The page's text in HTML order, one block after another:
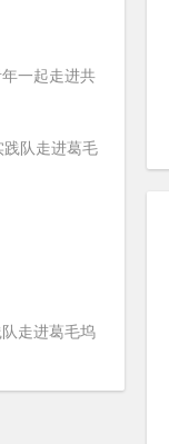
一起走进共
走进葛毛坞